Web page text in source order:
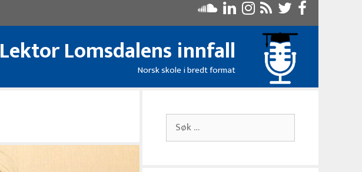
Lektor Lomsdalens innfall
Norsk skole i bredt format
Søk
etter: